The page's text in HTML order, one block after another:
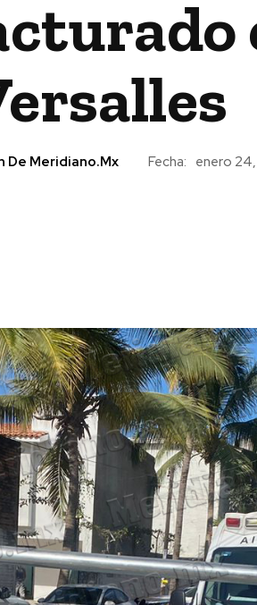
De Meridiano.mx Fecha: enero